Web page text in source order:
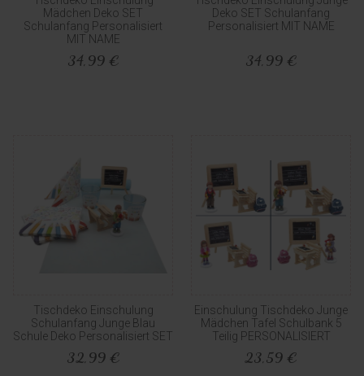
Mädchen Deko SET
Schulanfang Personalisiert
MIT NAME
34,99 €
Deko SET Schulanfang
Personalisiert MIT NAME
34,99 €
Tischdeko Einschulung
Schulanfang Junge Blau
Schule Deko Personalisiert SET
32,99 €
Einschulung Tischdeko Junge
Mädchen Tafel Schulbank 5
Teilig PERSONALISIERT
23,59 €